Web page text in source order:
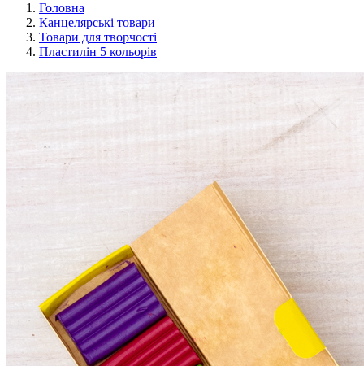
Головна
Канцелярські товари
Товари для творчості
Пластилін 5 кольорів